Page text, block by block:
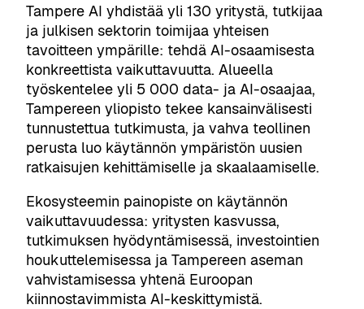
Tampere AI yhdistää yli 130 yritystä, tutkijaa
ja julkisen sektorin toimijaa yhteisen
tavoitteen ympärille: tehdä AI-osaamisesta
konkreettista vaikuttavuutta. Alueella
työskentelee yli 5 000 data- ja AI-osaajaa,
Tampereen yliopisto tekee kansainvälisesti
tunnustettua tutkimusta, ja vahva teollinen
perusta luo käytännön ympäristön uusien
ratkaisujen kehittämiselle ja skaalaamiselle.
Ekosysteemin painopiste on käytännön
vaikuttavuudessa: yritysten kasvussa,
tutkimuksen hyödyntämisessä, investointien
houkuttelemisessa ja Tampereen aseman
vahvistamisessa yhtenä Euroopan
kiinnostavimmista AI-keskittymistä.